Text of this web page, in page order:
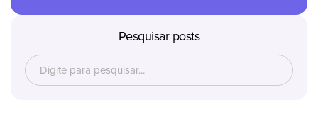
Pesquisar posts